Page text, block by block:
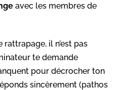
avec les membres de
il n’est pas
te demande
pour décrocher ton
sincèrement (pathos